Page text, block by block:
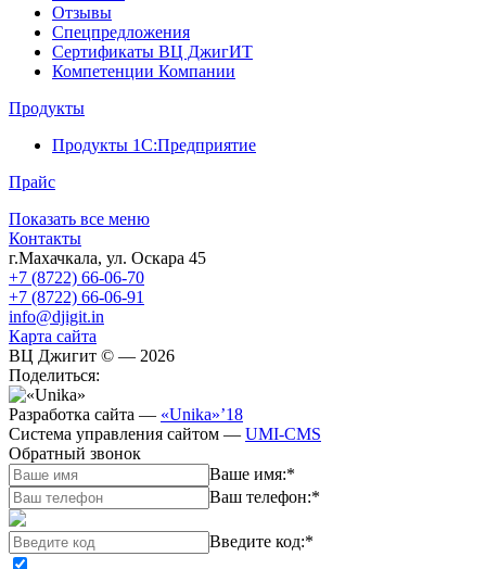
Отзывы
Спецпредложения
Сертификаты ВЦ ДжигИТ
Компетенции Компании
Продукты
Продукты 1С:Предприятие
Прайс
Показать все меню
Контакты
г.Махачкала, ул. Оскара 45
+7 (8722) 66-06-70
+7 (8722) 66-06-91
info@djigit.in
Карта сайта
ВЦ Джигит © — 2026
Поделиться:
Разработка сайта — «Unika»’18
Система управления сайтом — UMI-CMS
Обратный звонок
Ваше имя:*
Ваш телефон:*
Введите код:*